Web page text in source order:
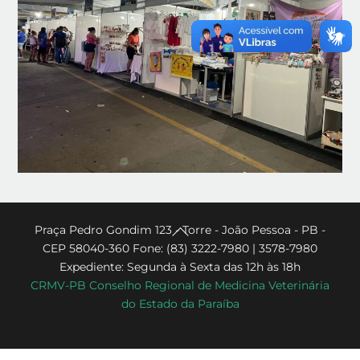
Back
To
Top
Praça Pedro Gondim 123 - Torre - João Pessoa - PB -
CEP 58040-360 Fone: (83) 3222-7980 | 3578-7980
Expediente: Segunda à Sexta das 12h às 18h
CRMV-PB Conselho Regional de Medicina Veterinária
do Estado da Paraíba